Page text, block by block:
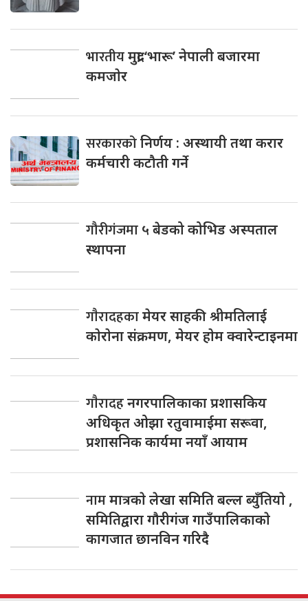
भारतीयमुद्रा ‘भारू’ नेपाली बजारमा
कमजाेर
सरकारकोनिर्णय : अस्थायी तथा करार
कर्मचारी कटौती गर्ने
गौरीगंजमा ५ बेडको कोभिड अस्पताल
स्थापना
गाैरादहकामेयर साहकी श्रीमतिलाई
काेराेना संक्रमण, मेयर हाेम क्वारेन्टाइनमा
गाैरादहनगरपालिकाका प्रशासकिय
अधिकृत ओझा रतुवामाईमा सरूवा,
प्रशासनिक कार्यमा नयाँ आयाम
नाममात्रकाे लेखा समिति बल्ल ब्युँतियाे ,
समितिद्वारा गाैरीगंज गाउँपालिकाकाे
कागजात छानविन गरिदै